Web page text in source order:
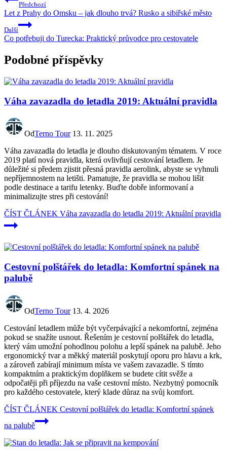
Předchozí
Let z Prahy do Omsku – jak dlouho trvá? Rusko a sibiřské město
Další
Co potřebuji do Turecka: Praktický průvodce pro cestovatele
Podobné příspěvky
Váha zavazadla do letadla 2019: Aktuální pravidla
OdTerno Tour 13. 11. 2025
Váha zavazadla do letadla je dlouho diskutovaným tématem. V roce
2019 platí nová pravidla, která ovlivňují cestování letadlem. Je
důležité si předem zjistit přesná pravidla aerolink, abyste se vyhnuli
nepříjemnostem na letišti. Pamatujte, že pravidla se mohou lišit
podle destinace a tarifu letenky. Buďte dobře informovaní a
minimalizujte stres při cestování!
ČÍST ČLÁNEK Váha zavazadla do letadla 2019: Aktuální pravidla
Cestovní polštářek do letadla: Komfortní spánek na
palubě
OdTerno Tour 13. 4. 2026
Cestování letadlem může být vyčerpávající a nekomfortní, zejména
pokud se snažíte usnout. Řešením je cestovní polštářek do letadla,
který vám umožní pohodlnou polohu a lepší spánek na palubě. Jeho
ergonomický tvar a měkký materiál poskytují oporu pro hlavu a krk,
a zároveň zabírají minimum místa ve vašem zavazadle. S tímto
kompaktním a praktickým doplňkem se budete cítit svěže a
odpočatěji při příjezdu na vaše cestovní místo. Nezbytný pomocník
pro každého cestovatele, který klade důraz na svůj komfort.
ČÍST ČLÁNEK Cestovní polštářek do letadla: Komfortní spánek
na palubě